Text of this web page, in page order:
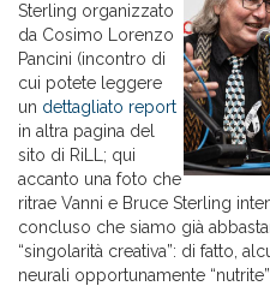
Sterling organizzato
da Cosimo Lorenzo
Pancini (incontro di
cui potete leggere
un dettagliato report
in altra pagina del
sito di RiLL; qui
accanto una foto che
ritrae Vanni e Bruce Sterling
concluso che siamo già
“singolarità creativa”: di fatto,
neurali opportunamente